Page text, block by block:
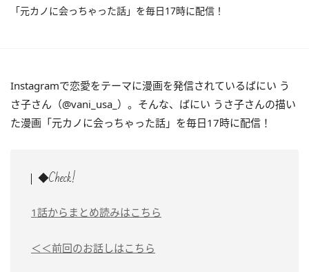
「元カノに会っちゃった話」を毎日17時に配信！
Instagramで恋愛をテーマに漫画を発信されているばにい う
さ子さん（@vani_usa_）。そんな、ばにい うさ子さんの描い
た漫画「元カノに会っちゃった話」を毎日17時に配信！
◆Check!
1話からまとめ読みはこちら
＜＜前回のお話しはこちら